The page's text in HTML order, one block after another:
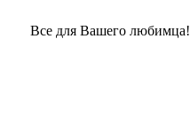
Все для Вашего любимца!